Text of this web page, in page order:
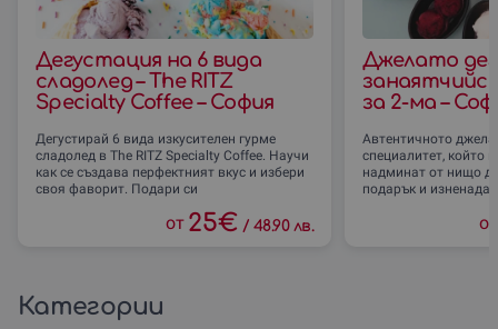
Дегустация на 6 вида
сладолед – The RITZ
Specialty Coffee – София
Дегустирай 6 вида изкусителен гурме
сладолед в The RITZ Specialty Coffee. Научи
как се създава перфектният вкус и избери
своя фаворит. Подари си
от 25€ / 48.90 лв.
Джелато
за 2-ма –
Автентичното
специалитет, който
надминат от нищо
подарък и
от
Категории